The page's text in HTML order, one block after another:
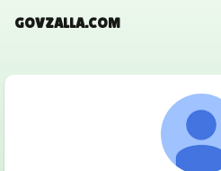
GOVZALLA.COM